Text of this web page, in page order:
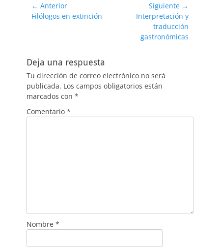
Navegación
de
← Anterior
Entrada
Filólogos en extinción
Siguiente →
Interpretación y
traducción
gastronómicas
Deja una respuesta
Tu dirección de correo electrónico no será
publicada. Los campos obligatorios están
marcados con *
Comentario *
Nombre *